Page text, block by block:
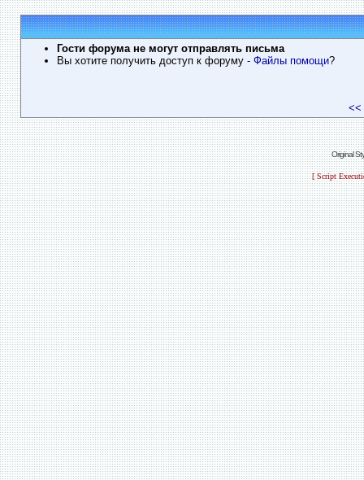
Гости форума не могут отправлять письма
Вы хотите получить доступ к форуму - Файлы помощи?
<<
Original
[ Script